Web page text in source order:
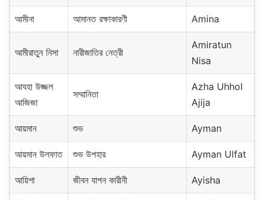
আমীনা আমানত রক্ষাকারণী Amina
আমীরাতুন নিসা নারীজাতির নেত্রী
Amiratun
Nisa
আযহা উজ্জল
আজিজা
সম্মানিতা
Azha Uhhol
Ajija
আয়মান শুভ Ayman
আয়মান উলফাত শুভ উপহার Ayman Ulfat
আয়িশা জীবন যাপন কারীনী Ayisha